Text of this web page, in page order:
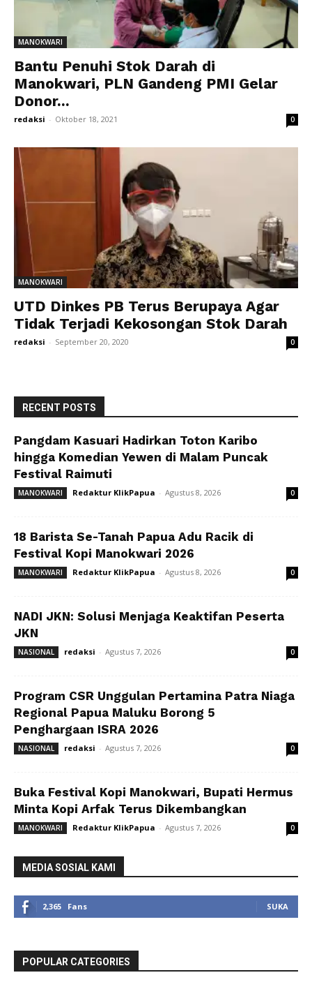
MANOKWARI
Bantu Penuhi Stok Darah di
Manokwari, PLN Gandeng PMI Gelar
Donor...
redaksi - Oktober 18, 2021 0
MANOKWARI
UTD Dinkes PB Terus Berupaya Agar
Tidak Terjadi Kekosongan Stok Darah
redaksi - September 20, 2020 0
RECENT POSTS
Pangdam Kasuari Hadirkan Toton Karibo
hingga Komedian Yewen di Malam Puncak
Festival Raimuti
MANOKWARI Redaktur KlikPapua - Agustus 8, 2026 0
18 Barista Se-Tanah Papua Adu Racik di
Festival Kopi Manokwari 2026
MANOKWARI Redaktur KlikPapua - Agustus 8, 2026 0
NADI JKN: Solusi Menjaga Keaktifan Peserta
JKN
NASIONAL redaksi - Agustus 7, 2026 0
Program CSR Unggulan Pertamina Patra Niaga
Regional Papua Maluku Borong 5
Penghargaan ISRA 2026
NASIONAL redaksi - Agustus 7, 2026 0
Buka Festival Kopi Manokwari, Bupati Hermus
Minta Kopi Arfak Terus Dikembangkan
MANOKWARI Redaktur KlikPapua - Agustus 7, 2026 0
MEDIA SOSIAL KAMI
2,365 Fans SUKA
POPULAR CATEGORIES